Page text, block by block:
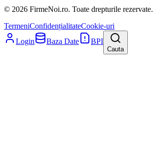
© 2026 FirmeNoi.ro. Toate drepturile rezervate.
TermeniConfidențialitateCookie-uri
Login
Baza Date BPI
Cauta